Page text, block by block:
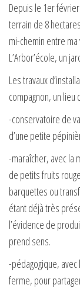
Depuis le 1er
terrain de 8
mi-chemin entre
L’Arbor’école, un
Les travaux
compagnon, un lieu
-conservatoire de
d’une petite
-maraîcher, avec la
de petits fruits
barquettes ou
étant déjà très
l’évidence de
prend sens.
-pédagogique,
ferme, pour